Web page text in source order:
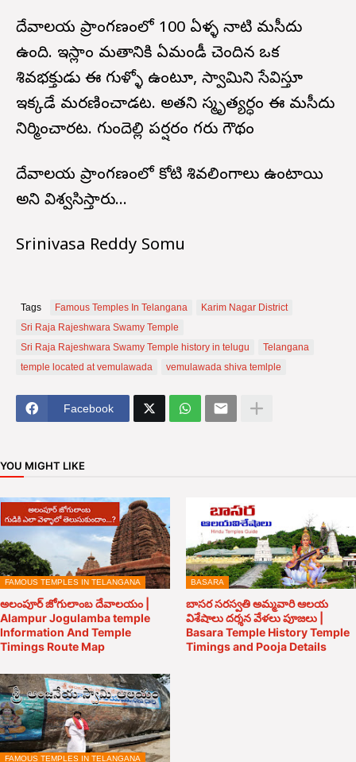
దేవాలయ ప్రాంగణంలో 100 ఏళ్ళ నాటి మసీదు
ఉంది. ఇస్లాం మతానికి ఏమండీ చెందిన ఒక
శివభక్తుడు ఈ గుళ్ళో ఉంటూ, స్వామిని సేవిస్తూ
ఇక్కడే మరణించాడట. అతని స్మృత్యర్ధం ఈ మసీదు
నిర్మించారట. గుందెల్లి పర్షరం గరు గౌథం
దేవాలయ ప్రాంగణంలో కోటి శివలింగాలు ఉంటాయి
అని విశ్వసిస్తారు...
Srinivasa Reddy Somu
Tags Famous Temples In Telangana
Karim Nagar District
Sri Raja Rajeshwara Swamy Temple
Sri Raja Rajeshwara Swamy Temple history in telugu
Telangana
temple located at vemulawada
vemulawada shiva temlple
Facebook
YOU MIGHT LIKE
FAMOUS TEMPLES IN TELANGANA
అలంపూర్ జోగులాంబ దేవాలయం |
Alampur Jogulamba temple
Information And Temple
Timings Route Map
BASARA
బాసర సరస్వతి అమ్మవారి ఆలయ
విశేషాలు దర్శన వేళలు పూజలు |
Basara Temple History Temple
Timings and Pooja Details
FAMOUS TEMPLES IN TELANGANA